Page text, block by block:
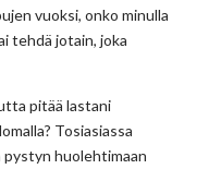
vuoksi, onko minulla
tehdä jotain, joka
pitää lastani
Tosiasiassa
huolehtimaan